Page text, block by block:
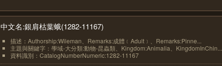
中文名:銀肩枯葉蛾(1282-11167)
描述：Authorship:Wileman、Remarks:成體﹝Adult﹞、Remarks:Pinne...
主題與關鍵字：學域-大分類:動物-昆蟲類、Kingdom:Animalia、KingdomInChin...
資料識別：CatalogNumberNumeric:1282-11167